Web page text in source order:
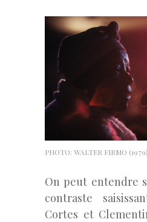
PHOTO: WALTER FIRMO (1979)
On peut entendre
contraste
Cortes et